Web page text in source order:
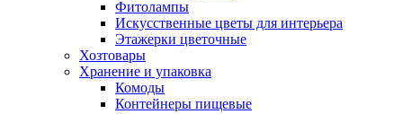
Фитолампы
Искусственные цветы для интерьера
Этажерки цветочные
Хозтовары
Хранение и упаковка
Комоды
Контейнеры пищевые